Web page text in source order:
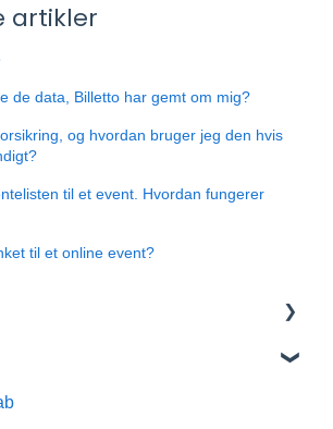
artikler
de data, Billetto har gemt om mig?
og hvordan bruger jeg den hvis
til et event. Hvordan fungerer
til et online event?
med Billetto